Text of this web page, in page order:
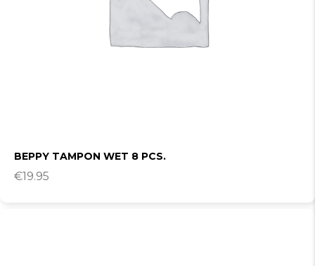
BEPPY TAMPON WET 8 PCS.
€19.95